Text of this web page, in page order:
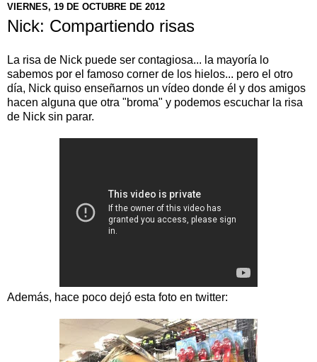
VIERNES, 19 DE OCTUBRE DE 2012
Nick: Compartiendo risas
La risa de Nick puede ser contagiosa... la mayoría lo
sabemos por el famoso corner de los hielos... pero el otro
día, Nick quiso enseñarnos un vídeo donde él y dos amigos
hacen alguna que otra "broma" y podemos escuchar la risa
de Nick sin parar.
Además, hace poco dejó esta foto en twitter: